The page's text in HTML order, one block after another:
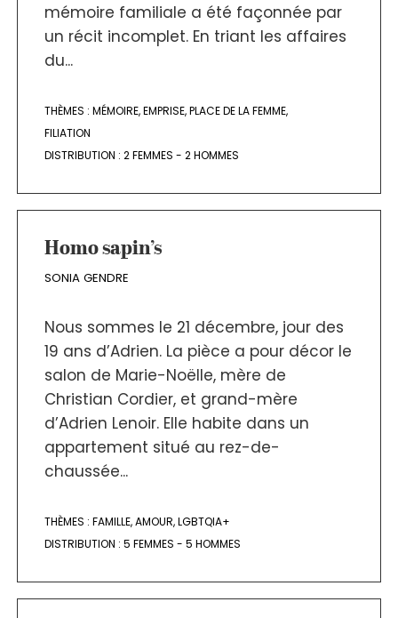
mémoire familiale a été façonnée par
un récit incomplet. En triant les affaires
du...
THÈMES : MÉMOIRE,EMPRISE,PLACE DE LA FEMME,
FILIATION
DISTRIBUTION : 2 FEMMES - 2 HOMMES
Homo sapin’s
SONIA GENDRE
Nous sommes le 21 décembre, jour des
19 ans d’Adrien. La pièce a pour décor le
salon de Marie-Noëlle, mère de
Christian Cordier, et grand-mère
d’Adrien Lenoir. Elle habite dans un
appartement situé au rez-de-
chaussée...
THÈMES : FAMILLE,AMOUR,LGBTQIA+
DISTRIBUTION : 5 FEMMES - 5 HOMMES